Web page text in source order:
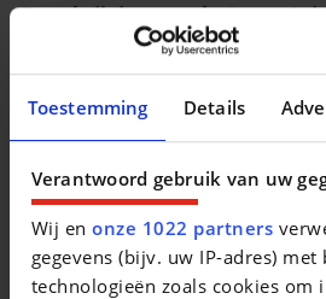
Toestemming Details
Verantwoord gebruik van uw
Wij enonze 1022 partners
gegevens (bijv. uw IP-adres) met
technologieën zoals cookies om
Beschrijving van het
Alle DECAIGNY TWEEDEHANDS
Opel en goedgekeurd door het
minimum 1 jaar Europese bijstand
Opel en Chevrolet verdeler - iedere
strenge Opel Certified Used Cars